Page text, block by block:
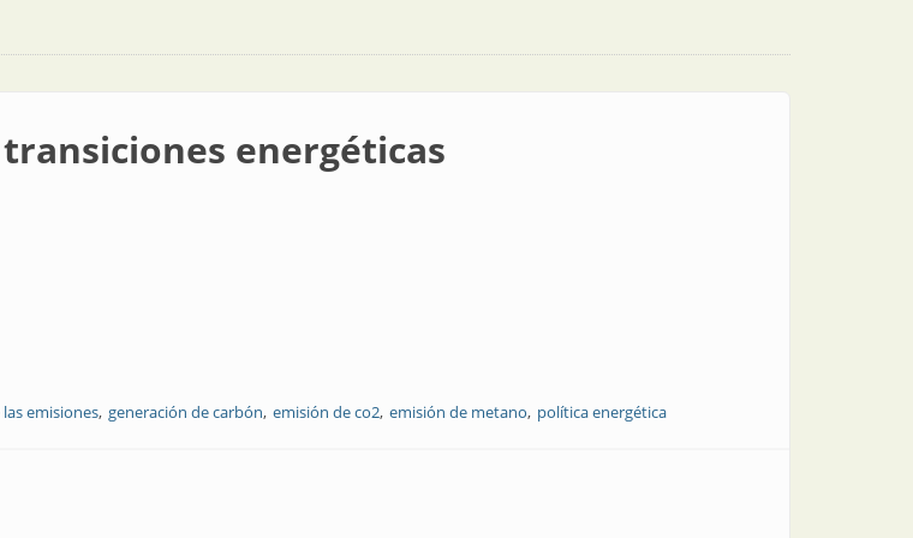
energéticas
emisiones generación de carbón emisión de co2 emisión de metano política energética